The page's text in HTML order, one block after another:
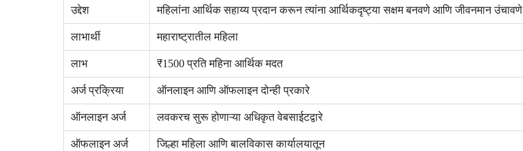
उद्देश महिलांना आर्थिक सहाय्य प्रदान करून त्यांना आर्थिकदृष्ट्या सक्षम बनवणे आणि जीवनमान उंचावणे
लाभार्थी महाराष्ट्रातील महिला
लाभ ₹1500 प्रति महिना आर्थिक मदत
अर्ज प्रक्रिया ऑनलाइन आणि ऑफलाइन दोन्ही प्रकारे
ऑनलाइन अर्ज लवकरच सुरू होणाऱ्या अधिकृत वेबसाईटद्वारे
ऑफलाइन अर्ज जिल्हा महिला आणि बालविकास कार्यालयातून